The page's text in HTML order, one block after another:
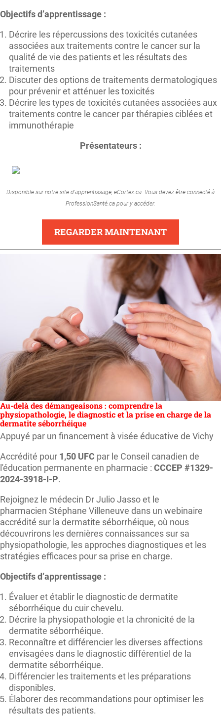
Objectifs d’apprentissage :
Décrire les répercussions des toxicités cutanées
associées aux traitements contre le cancer sur la
qualité de vie des patients et les résultats des
traitements
Discuter des options de traitements dermatologiques
pour prévenir et atténuer les toxicités
Décrire les types de toxicités cutanées associées aux
traitements contre le cancer par thérapies ciblées et
immunothérapie
Présentateurs :
Disponible sur notre site d'apprentissage, eCortex.ca. Vous devez être connecté à
ProfessionSanté.ca pour y accéder.
REGARDER MAINTENANT
Au-delà des démangeaisons : comprendre la
physiopathologie, le diagnostic et la prise en charge de la
dermatite séborrhéique
Appuyé par un financement à visée éducative de Vichy
Accrédité pour 1,50 UFC par le Conseil canadien de
l'éducation permanente en pharmacie : CCCEP #1329-
2024-3918-I-P.
Rejoignez le médecin Dr Julio Jasso et le
pharmacien Stéphane Villeneuve dans un webinaire
accrédité sur la dermatite séborrhéique, où nous
découvrirons les dernières connaissances sur sa
physiopathologie, les approches diagnostiques et les
stratégies efficaces pour sa prise en charge.
Objectifs d’apprentissage :
Évaluer et établir le diagnostic de dermatite
séborrhéique du cuir chevelu.
Décrire la physiopathologie et la chronicité de la
dermatite séborrhéique.
Reconnaître et différencier les diverses affections
envisagées dans le diagnostic différentiel de la
dermatite séborrhéique.
Différencier les traitements et les préparations
disponibles.
Élaborer des recommandations pour optimiser les
résultats des patients.